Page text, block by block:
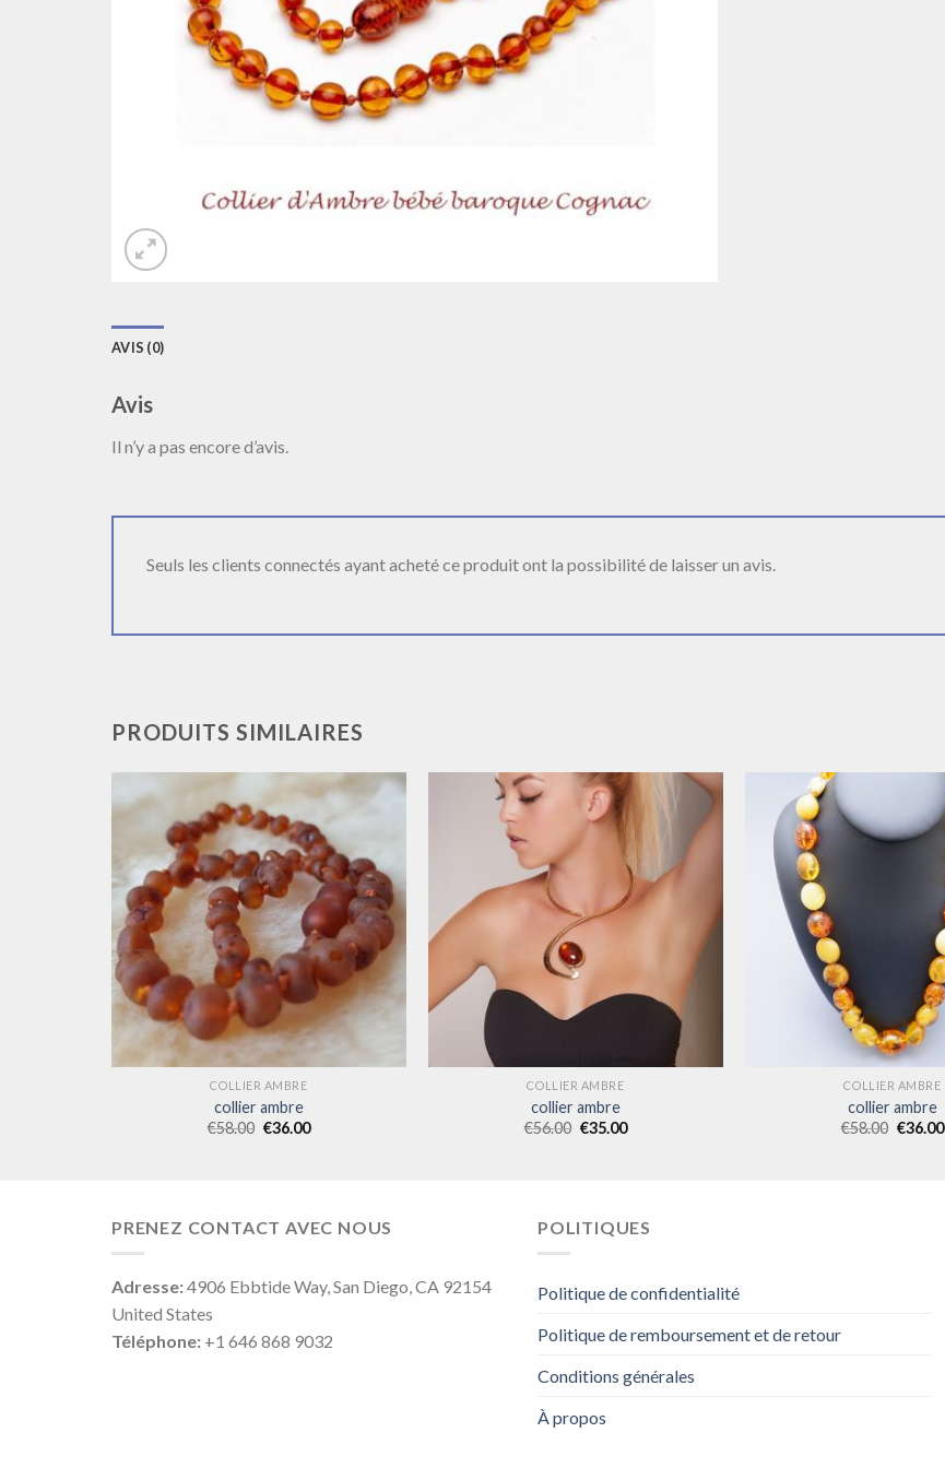
AVIS (0)
Avis
Il n’y a pas encore d’avis.
Seuls les clients connectés ayant acheté ce produit ont la possibilité de laisser un avis.
PRODUITS SIMILAIRES
COLLIER AMBRE
collier ambre
€58.00 €36.00
COLLIER AMBRE
collier ambre
€56.00 €35.00
COLLIER AMBRE
collier ambre
€58.00 €36.00
PRENEZ CONTACT AVEC NOUS
Adresse:4906 Ebbtide Way, San Diego, CA 92154
United States
Téléphone: +1 646 868 9032
POLITIQUES
Politique de confidentialité
Politique de remboursement et de retour
Conditions générales
À propos